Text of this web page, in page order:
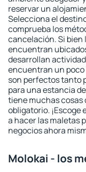
reservar un
Selecciona el
comprueba los
cancelación. Si bien
encuentran
desarrollan
encuentran un poco
son perfectos tanto
para una estancia
tiene muchas cosas
obligatorio. ¡Escoge
a hacer las maletas
negocios ahora
Molokai - los